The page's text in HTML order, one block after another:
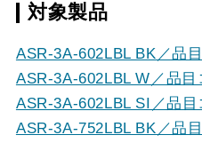
対象製品
ASR-3A-602LBL BK／品
ASR-3A-602LBL W／品
ASR-3A-602LBL SI／品
ASR-3A-752LBL BK／品